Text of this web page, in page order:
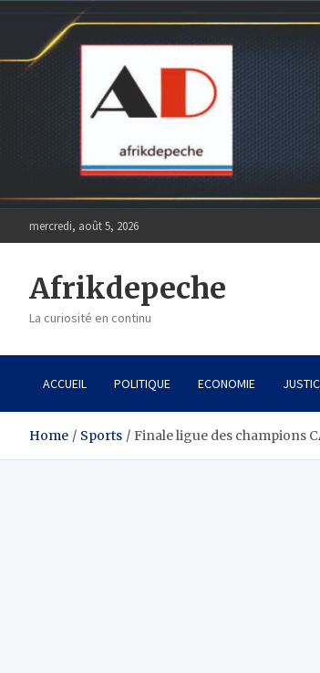
Skip
content
mercredi, août 5, 2026
Afrikdepeche
La curiosité en continu
ACCUEIL POLITIQUE ECONOMIE
Home Sports Finale ligue des champions